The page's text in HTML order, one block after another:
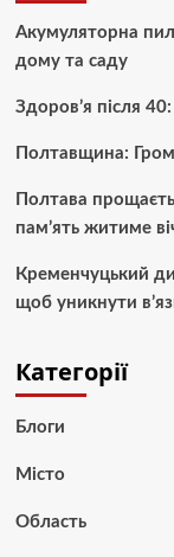
Акумуляторна
дому та саду
Здоров’я після
Полтавщина:
Полтава
пам’ять житиме
Кременчуцький
щоб уникнути
Категорії
Блоги
Місто
Область